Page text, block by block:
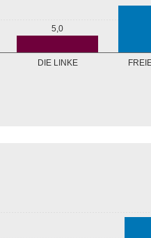
DIE LINKE
5,0